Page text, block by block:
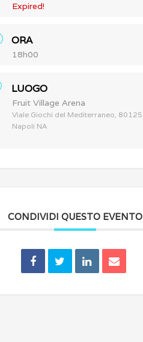
Expired!
ORA
18h00
LUOGO
Fruit Village Arena
Viale Giochi del Mediterraneo, 80125
Napoli NA
CONDIVIDI QUESTO EVENTO